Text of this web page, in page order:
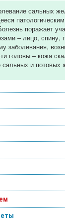
сальных
поражает
– лицо, спину,
заболевания,
головы – кожа
сальных и потовых